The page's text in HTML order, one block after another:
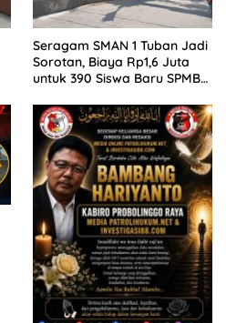
Seragam SMAN 1 Tuban Jadi
Sorotan, Biaya Rp1,6 Juta
untuk 390 Siswa Baru SPMB